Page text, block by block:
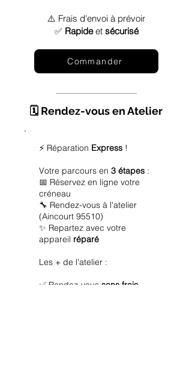
⚠️ Frais d'envoi à prévoir
✅ Rapideet sécurisé
Commander
🗓️ Rendez-vous en Atelier
⚡ Réparation Express !
Votre parcours en 3 étapes :
📅 Réservez en ligne votre
créneau
🔧 Rendez-vous à l'atelier
(Aincourt 95510)
✨ Repartez avec votre
appareil réparé
Les + de l'atelier :
✅ Rendez-vous sans frais